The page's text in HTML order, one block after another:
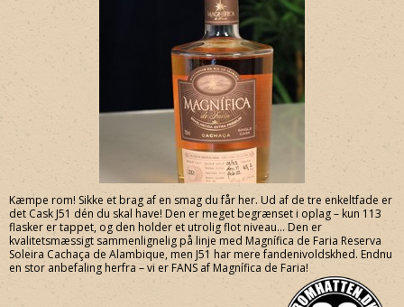
Kæmpe rom! Sikke et brag af en smag du får her. Ud af de tre enkeltfade er
det Cask J51 dén du skal have! Den er meget begrænset i oplag – kun 113
flasker er tappet, og den holder et utrolig flot niveau… Den er
kvalitetsmæssigt sammenlignelig på linje med Magnífica de Faria Reserva
Soleira Cachaça de Alambique, men J51 har mere fandenivoldskhed. Endnu
en stor anbefaling herfra – vi er FANS af Magnífica de Faria!